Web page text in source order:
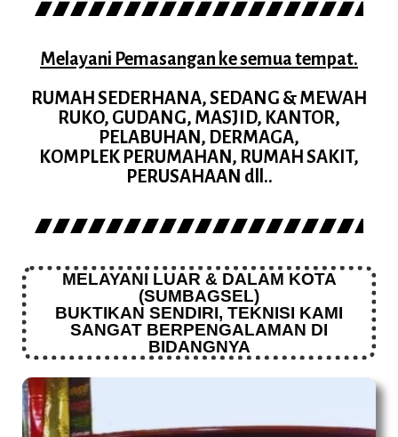
Melayani Pemasangan ke semua tempat.
RUMAH SEDERHANA, SEDANG & MEWAH
RUKO, GUDANG, MASJID, KANTOR,
PELABUHAN, DERMAGA,
KOMPLEK PERUMAHAN, RUMAH SAKIT,
PERUSAHAAN dll..
MELAYANI LUAR & DALAM KOTA
(SUMBAGSEL)
BUKTIKAN SENDIRI, TEKNISI KAMI
SANGAT BERPENGALAMAN DI
BIDANGNYA